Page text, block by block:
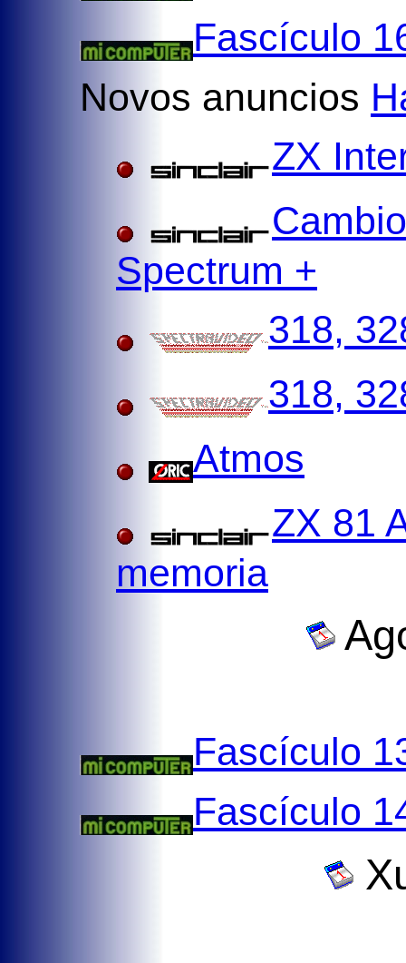
Fascículo
Novos anuncios
ZX
Spectrum +
318,
318,
Atmos
ZX 81
memoria
Fascículo
Fascículo